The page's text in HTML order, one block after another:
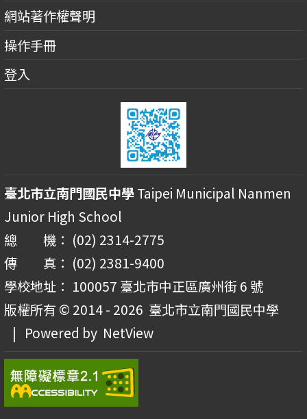
網站著作權聲明
操作手冊
登入
臺北市立南門國民中學Taipei Municipal Nanmen
Junior High School
總 機： (02) 2314-2775
傳 真： (02) 2381-9400
學校地址： 100057 臺北市中正區廣州街 6 號
版權所有 © 2014 - 2026 臺北市立南門國民中學
| Powered by NetView